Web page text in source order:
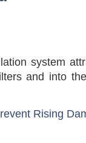
system
and into
Rising